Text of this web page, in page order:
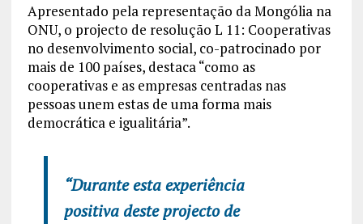
Apresentado pela representação da Mongólia na
ONU, o projecto de resolução L 11: Cooperativas
no desenvolvimento social, co-patrocinado por
mais de 100 países, destaca “como as
cooperativas e as empresas centradas nas
pessoas unem estas de uma forma mais
democrática e igualitária”.
“Durante esta experiência
positiva deste projecto de